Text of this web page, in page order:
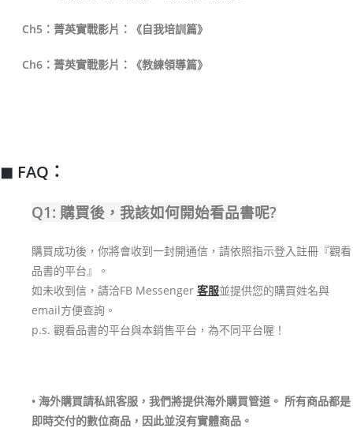
Ch5：菁英實戰影片：《自我培訓篇》
Ch6：菁英實戰影片：《教練領導篇》
◼︎ FAQ：
Q1: 購買後，我該如何開始看品書呢?
購買成功後，你將會收到一封開通信，請依照指示登入註冊『觀看
品書的平台』。
如未收到信，請洽FB Messenger 客服並提供您的購買姓名與
email方便查詢。
p.s. 觀看品書的平台與本銷售平台，為不同平台喔！
• 海外購買請私訊客服，我們將提供海外購買管道。 所有商品都是
即時交付的數位商品，因此並沒有實體商品。